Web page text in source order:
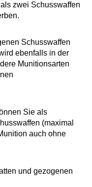
zwei Schusswaffen
Schusswaffen
ebenfalls in der
Munitionsarten
Sie als
(maximal
auch ohne
und gezogenen